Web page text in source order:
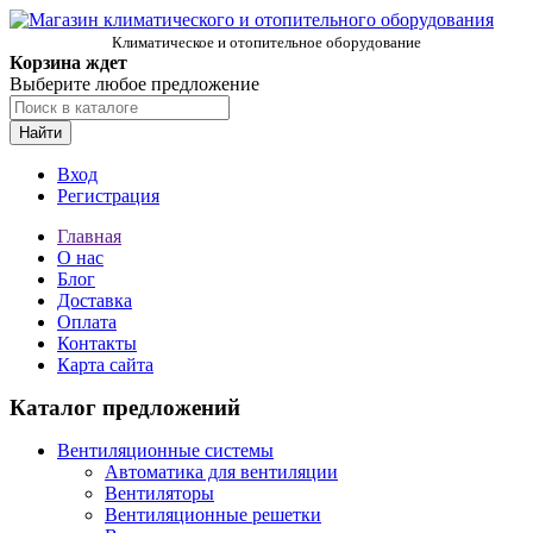
Климатическое и отопительное оборудование
Корзина ждет
Выберите любое предложение
Найти
Вход
Регистрация
Главная
О нас
Блог
Доставка
Оплата
Контакты
Карта сайта
Каталог предложений
Вентиляционные системы
Автоматика для вентиляции
Вентиляторы
Вентиляционные решетки